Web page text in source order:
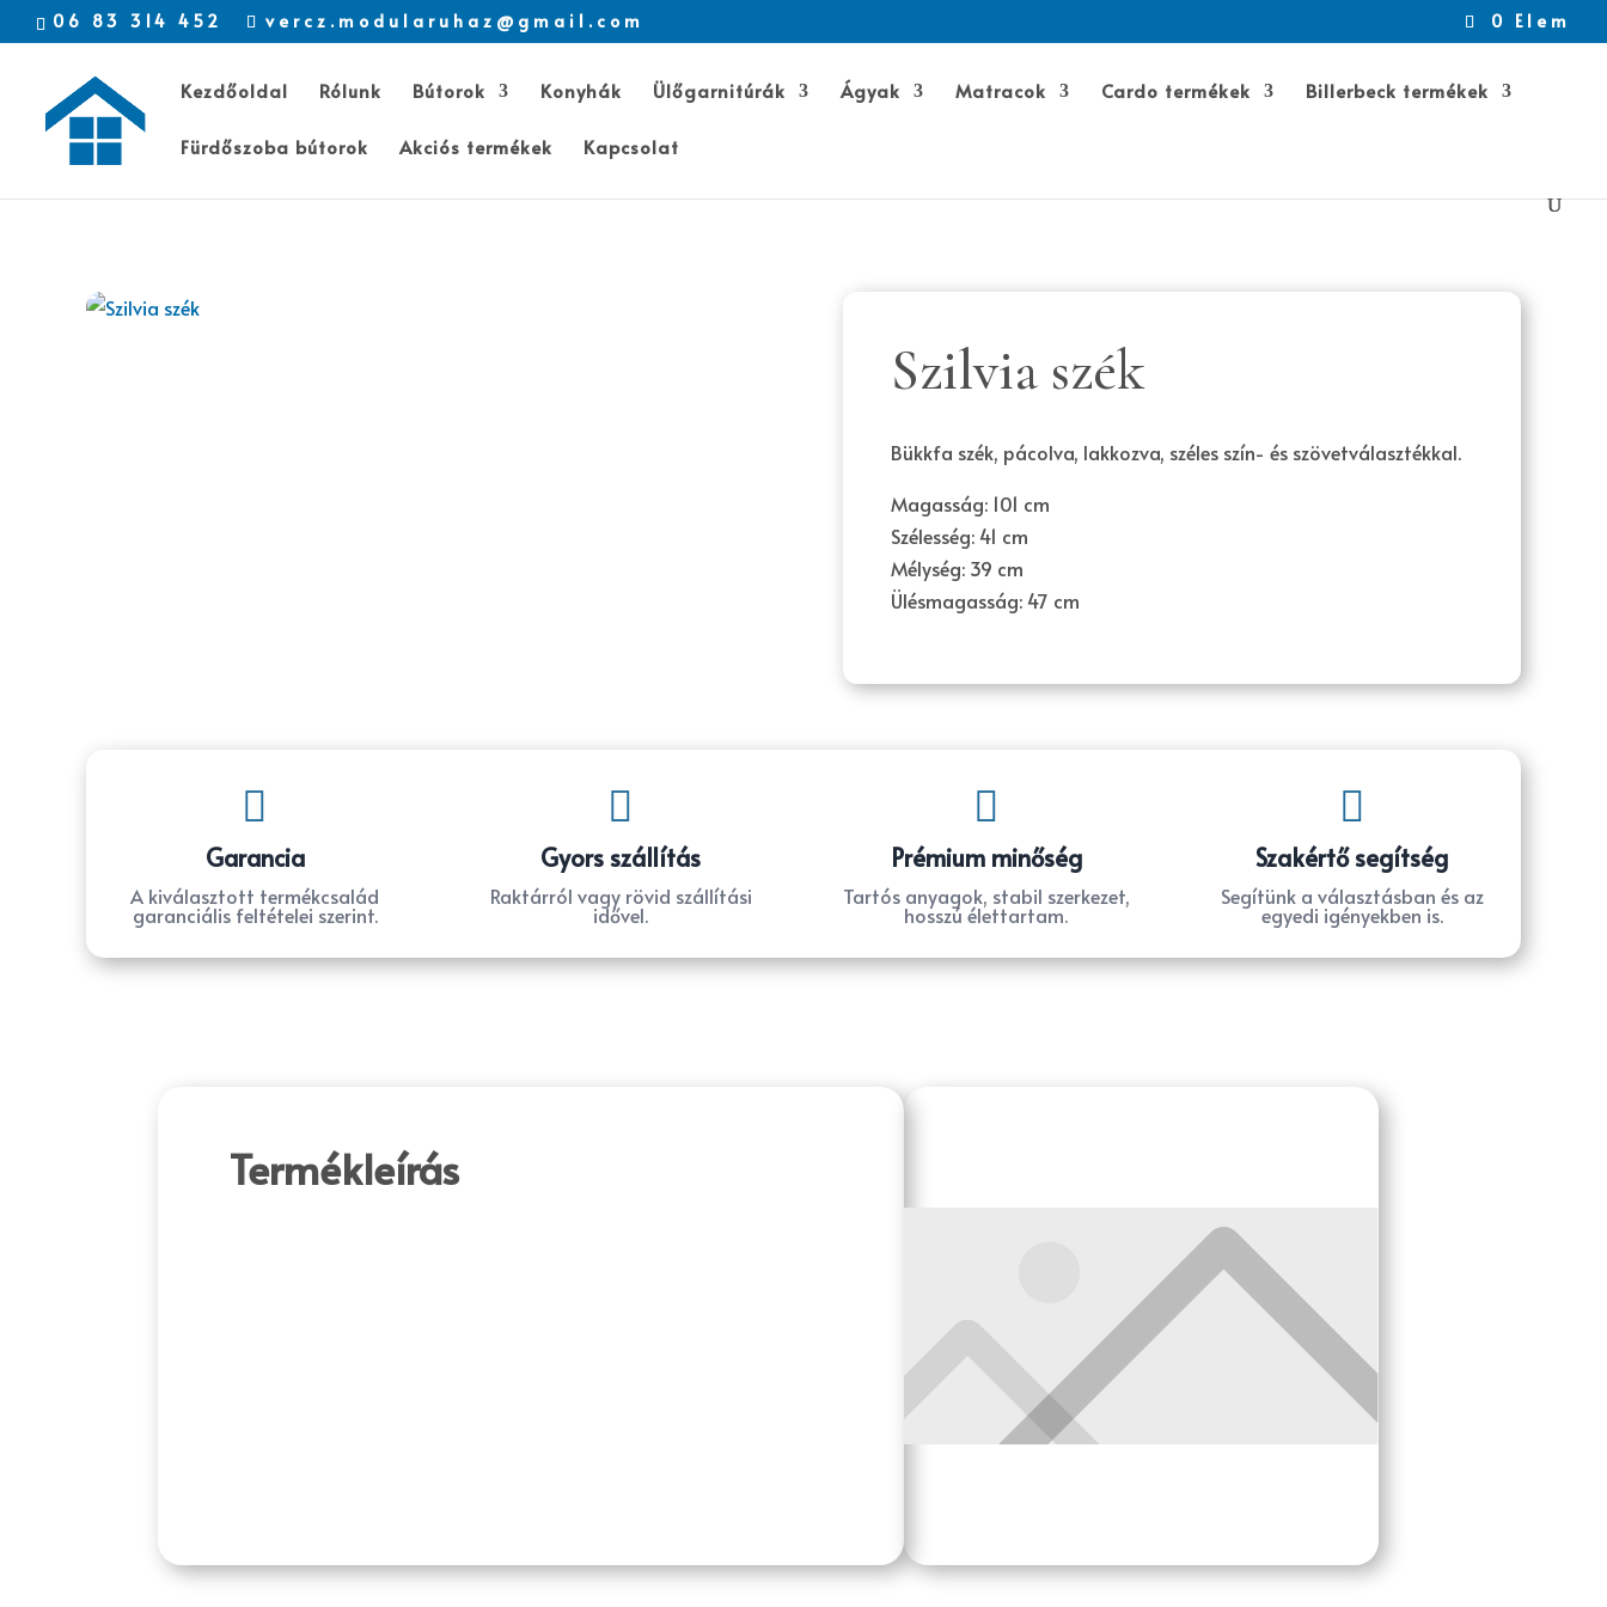
06 83 314 452 vercz.modularuhaz@gmail.com 0 Elem
Kezdőoldal Rólunk Bútorok Konyhák Ülőgarnitúrák Ágyak Matracok Cardo termékek Billerbeck termékek
Fürdőszoba bútorok Akciós termékek Kapcsolat
Szilvia szék
Bükkfa szék, pácolva, lakkozva, széles szín- és szövetválasztékkal.
Magasság: 101 cm
Szélesség: 41 cm
Mélység: 39 cm
Ülésmagasság: 47 cm

Garancia
A kiválasztott termékcsalád
garanciális feltételei szerint.

Gyors szállítás
Raktárról vagy rövid szállítási
idővel.

Prémium minőség
Tartós anyagok, stabil szerkezet,
hosszú élettartam.

Szakértő segítség
Segítünk a választásban és az
egyedi igényekben is.
Termékleírás